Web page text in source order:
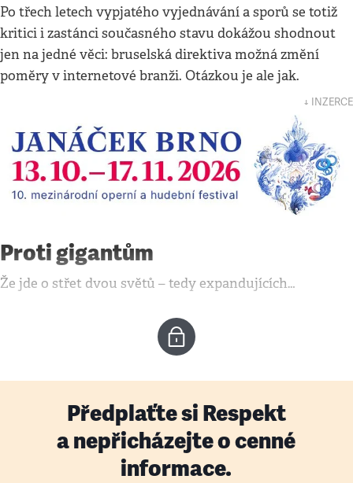
Po třech letech vypjatého vyjednávání a sporů se totiž
kritici i zastánci současného stavu dokážou shodnout
jen na jedné věci: bruselská direktiva možná změní
poměry v internetové branži. Otázkou je ale jak.
↓ INZERCE
Proti gigantům
Že jde o střet dvou světů – tedy expandujících…
Předplaťte si Respekt
a nepřicházejte o cenné
informace.